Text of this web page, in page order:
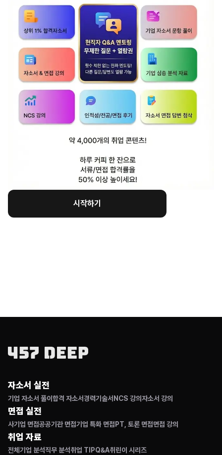
1단계: 핵심층(두괄식) - [첫 10초, 결론이나 핵심]
역할: 면접관의 주의를 사로잡는 '헤드라인'입니다.
내용: 질문에 대한 직접적인 결론, 핵심 성과, 혹은
나의 주장을 첫 문장에 던집니다.
목표: 면접관이
"이 지원자는 이 질문에 대해
이렇게 생각하는구나"라고 즉시 파악하게
2단계: 2단계층- [나머지 스토
시작하기
자소서 실전
기업 자소서 풀이 합격 자소서경력기술서 NCS 강의자소서 강의
면접 실전
사기업 면접공공기관 면접기업 특화 면접 PT, 토론 면접면접 강의
취업 자료
전체 기업 분석직무 분석취업 TIPQ&A취린이 시리즈